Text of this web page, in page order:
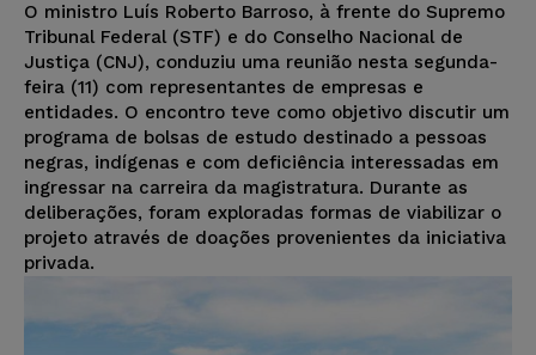
O ministro Luís Roberto Barroso, à frente do Supremo
Tribunal Federal (STF) e do Conselho Nacional de
Justiça (CNJ), conduziu uma reunião nesta segunda-
feira (11) com representantes de empresas e
entidades. O encontro teve como objetivo discutir um
programa de bolsas de estudo destinado a pessoas
negras, indígenas e com deficiência interessadas em
ingressar na carreira da magistratura. Durante as
deliberações, foram exploradas formas de viabilizar o
projeto através de doações provenientes da iniciativa
privada.